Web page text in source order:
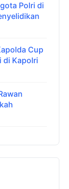
Polri di
Cup
di Kapolri